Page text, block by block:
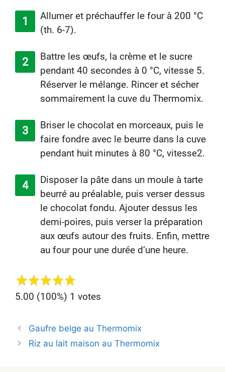
Allumer et préchauffer le four à 200 °C
(th. 6-7).
Battre les œufs, la crème et le sucre
pendant 40 secondes à 0 °C, vitesse 5.
Réserver le mélange. Rincer et sécher
sommairement la cuve du Thermomix.
Briser le chocolat en morceaux, puis le
faire fondre avec le beurre dans la cuve
pendant huit minutes à 80 °C, vitesse2.
Disposer la pâte dans un moule à tarte
beurré au préalable, puis verser dessus
le chocolat fondu. Ajouter dessus les
demi-poires, puis verser la préparation
aux œufs autour des fruits. Enfin, mettre
au four pour une durée d’une heure.
5.00 (100%) 1 votes
Navegación
de
Gaufre belge au Thermomix
Riz au lait maison au Thermomix